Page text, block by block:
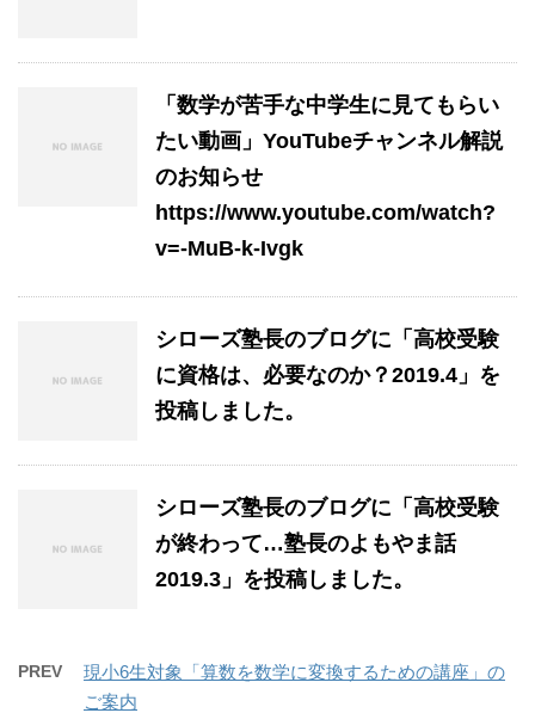
「数学が苦手な中学生に見てもらい
たい動画」YouTubeチャンネル解説
のお知らせ
https://www.youtube.com/watch?
v=-MuB-k-Ivgk
シローズ塾長のブログに「高校受験
に資格は、必要なのか？2019.4」を
投稿しました。
シローズ塾長のブログに「高校受験
が終わって…塾長のよもやま話
2019.3」を投稿しました。
PREV
現小6生対象「算数を数学に変換するための講座」の
ご案内